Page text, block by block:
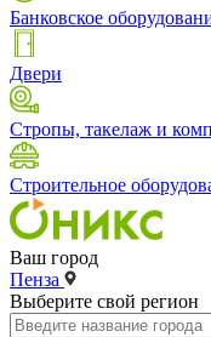
Банковское
Двери
Стропы, такелаж и
Строительное
Ваш город
Пенза
Выберите свой регион